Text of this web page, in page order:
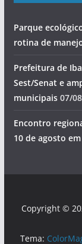
Parque
rotina de
Prefeitura de
Sest/Senat e
municipais 07/
Encontro
10 de agosto
Copyright ©
Tema: